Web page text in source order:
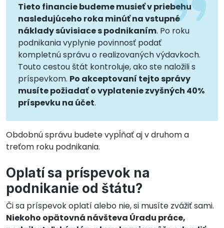
Tieto financie budeme musieť v priebehu
nasledujúceho roka minúť na vstupné
náklady súvisiace s podnikaním. Po roku
podnikania vyplynie povinnosť podať
kompletnú správu o realizovaných výdavkoch.
Touto cestou štát kontroluje, ako ste naložili s
príspevkom. Po akceptovaní tejto správy
musíte požiadať o vyplatenie zvyšných 40%
príspevku na účet.
Obdobnú správu budete vypĺňať aj v druhom a
treťom roku podnikania.
Oplatí sa príspevok na
podnikanie od štátu?
Či sa príspevok oplatí alebo nie, si musíte zvážiť sami.
Niekoho opätovná návšteva Úradu práce,